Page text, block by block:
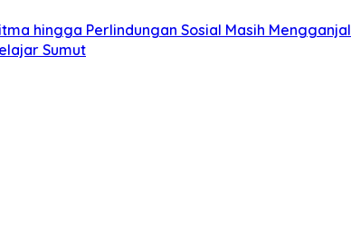
hingga Perlindungan Sosial Masih Mengganjal
Sumut